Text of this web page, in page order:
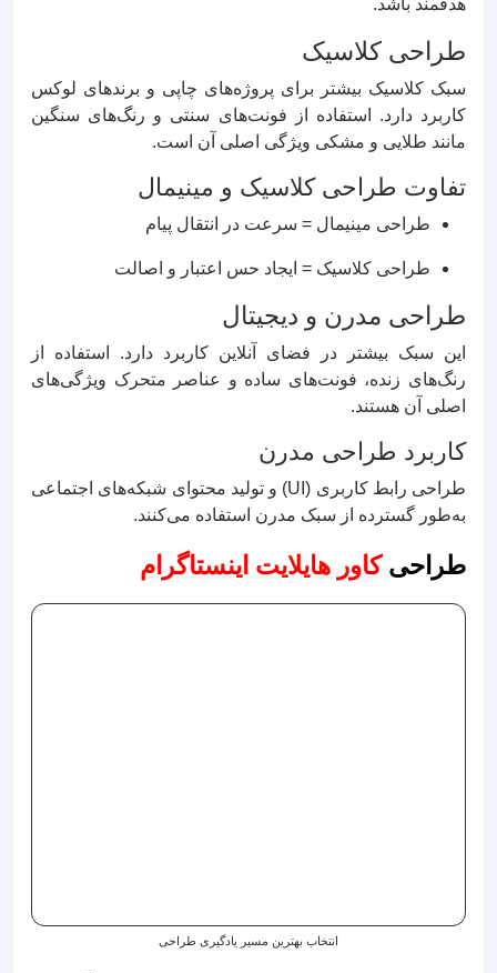
طراحی کلاسیک
سبک کلاسیک بیشتر برای پروژه‌های چاپی و برندهای لوکس
کاربرد دارد. استفاده از فونت‌های سنتی و رنگ‌های سنگین
مانند طلایی و مشکی ویژگی اصلی آن است.
تفاوت طراحی کلاسیک و مینیمال
طراحی مینیمال = سرعت در انتقال پیام
طراحی کلاسیک = ایجاد حس اعتبار و اصالت
طراحی مدرن و دیجیتال
این سبک بیشتر در فضای آنلاین کاربرد دارد. استفاده از
رنگ‌های زنده، فونت‌های ساده و عناصر متحرک ویژگی‌های
اصلی آن هستند.
کاربرد طراحی مدرن
طراحی رابط کاربری (UI) و تولید محتوای شبکه‌های اجتماعی
به‌طور گسترده از سبک مدرن استفاده می‌کنند.
طراحیکاور هایلایت اینستاگرام
انتخاب بهترین مسیر یادگیری طراحی